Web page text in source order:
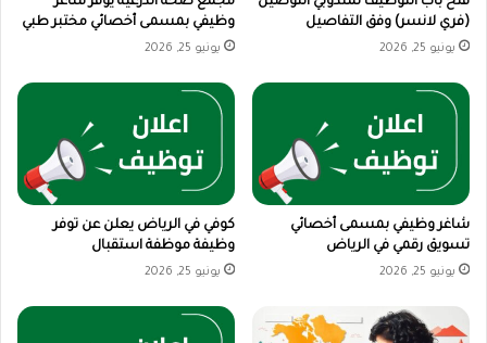
(فري لانسر) وفق التفاصيل
يونيو 25, 2026
وظيفي بمسمى أخصائي مختبر طبي
يونيو 25, 2026
شاغر وظيفي بمسمى أخصائي
تسويق رقمي في الرياض
يونيو 25, 2026
كوفي في الرياض يعلن عن توفر
وظيفة موظفة استقبال
يونيو 25, 2026